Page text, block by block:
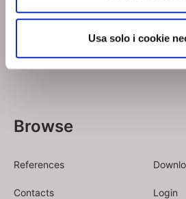
Usa solo i cookie
Browse
References
Contacts Login